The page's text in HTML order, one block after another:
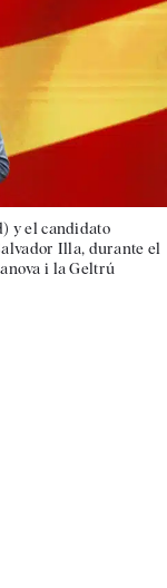
y el candidato
Illa, durante el
i la Geltrú